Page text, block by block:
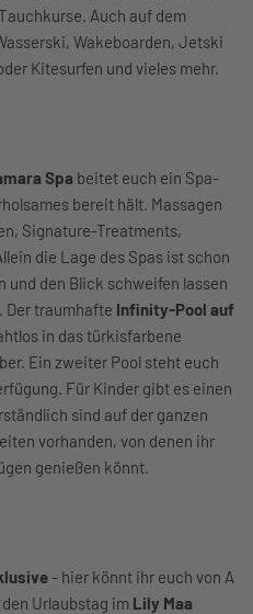
Auch auf dem
Wakeboarden, Jetski
Kitesurfen und vieles mehr.
Spa beitet euch ein Spa-
bereit hält. Massagen
Signature-Treatments,
die Lage des Spas ist schon
und den Blick schweifen lassen
Der traumhafte Infinity-Pool auf
in das türkisfarbene
Ein zweiter Pool steht euch
Für Kinder gibt es einen
sind auf der ganzen
vorhanden, von denen ihr
genießen könnt.
- hier könnt ihr euch von A
Urlaubstag im Lily Maa